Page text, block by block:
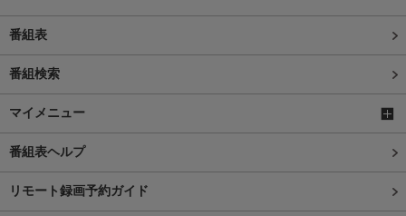
番組表
番組検索
マイメニュー
番組表ヘルプ
リモート録画予約ガイド